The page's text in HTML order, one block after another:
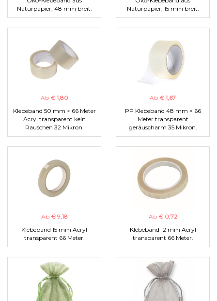
Naturpapier, 48 mm breit.
Naturpapier, 15 mm breit.
Ab € 1,80
Klebeband 50 mm × 66 Meter
Acryl transparent kein
Rauschen 32 Mikron.
Ab € 1,67
PP Klebeband 48 mm × 66
Meter transparent
geräuscharm 35 Mikron.
Ab € 9,18
Klebeband 15 mm Acryl
transparent 66 Meter.
Ab € 0,72
Klebeband 12 mm Acryl
transparent 66 Meter.